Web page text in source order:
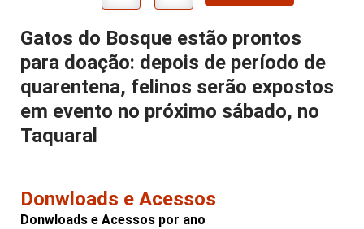
Gatos do Bosque estão prontos
para doação: depois de período de
quarentena, felinos serão expostos
em evento no próximo sábado, no
Taquaral
Donwloads e Acessos
Donwloads e Acessos por ano